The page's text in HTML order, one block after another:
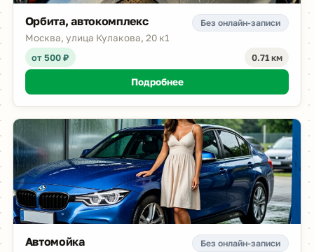
Орбита, автокомплекс Без онлайн-записи
Москва, улица Кулакова, 20 к1
от 500 ₽
0.71 км
Подробнее
Автомойка Без онлайн-записи